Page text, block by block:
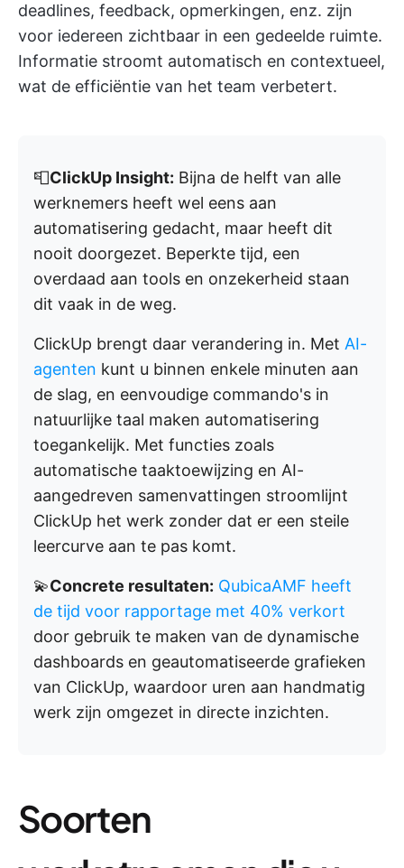
deadlines, feedback, opmerkingen, enz. zijn
voor iedereen zichtbaar in een gedeelde ruimte.
Informatie stroomt automatisch en contextueel,
wat de efficiëntie van het team verbetert.
📮ClickUp Insight: Bijna de helft van alle
werknemers heeft wel eens aan
automatisering gedacht, maar heeft dit
nooit doorgezet. Beperkte tijd, een
overdaad aan tools en onzekerheid staan
dit vaak in de weg.
ClickUp brengt daar verandering in. Met AI-
agenten kunt u binnen enkele minuten aan
de slag, en eenvoudige commando's in
natuurlijke taal maken automatisering
toegankelijk. Met functies zoals
automatische taaktoewijzing en AI-
aangedreven samenvattingen stroomlijnt
ClickUp het werk zonder dat er een steile
leercurve aan te pas komt.
💫Concrete resultaten: QubicaAMF heeft
de tijd voor rapportage met 40% verkort
door gebruik te maken van de dynamische
dashboards en geautomatiseerde grafieken
van ClickUp, waardoor uren aan handmatig
werk zijn omgezet in directe inzichten.
Soorten